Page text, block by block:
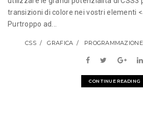
transizioni di colore nei vostri elementi
Purtroppo ad...
CSS GRAFICA PROGRAMMAZIONE
CONTINUE READING